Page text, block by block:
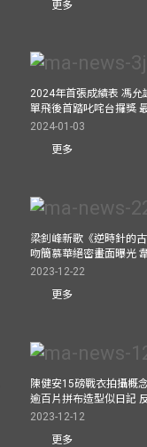
更多
2024年首張成績表 馮允
單飛後首踏叱咤台攞獎
2024-01-03
更多
梁釗峰新歌《逆時針的
吻簡慕華絕密畫面曝光
2023-12-22
更多
陳健安15磅戰衣拍攝概
逾百片拼布造型似日記
2023-12-12
更多